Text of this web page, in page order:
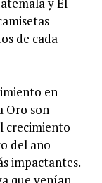
y El
de cada
en
Oro son
crecimiento
del año
impactantes.